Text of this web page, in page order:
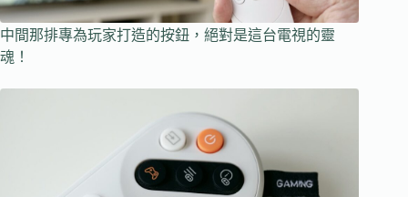
中間那排專為玩家打造的按鈕，絕對是這台電視的靈
魂！